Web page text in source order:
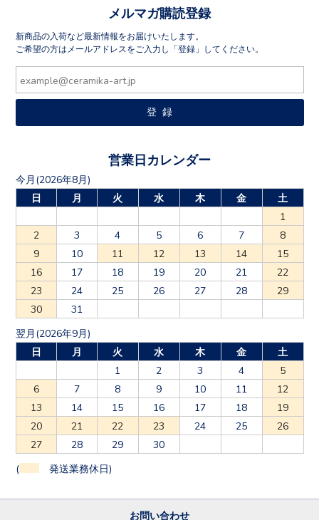
メルマガ購読登録
新商品の入荷など最新情報をお届けいたします。
ご希望の方はメールアドレスをご入力し「登録」してください。
営業日カレンダー
今月(2026年8月)
日
月 火 水 木 金
土
1
2
3 4 5 6 7
8
9
10 11 12 13 14
15
16
17 18 19 20 21
22
23
24 25 26 27 28
29
30
31
翌月(2026年9月)
日
月 火 水 木 金
土
1
2 3 4
5
6
7 8 9 10 11
12
13
14 15 16 17 18
19
20
21 22 23 24 25
26
27
28 29 30
( 発送業務休日)
お問い合わせ